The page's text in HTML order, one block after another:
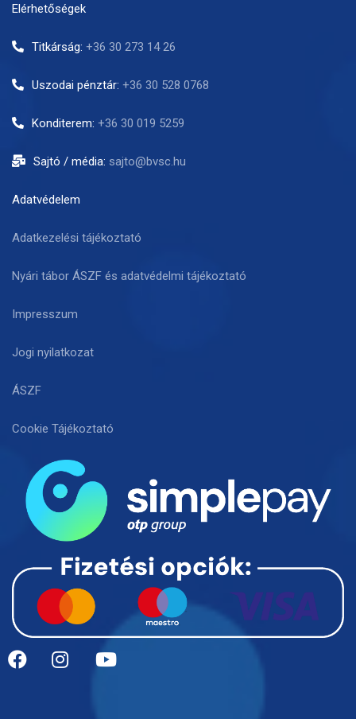
Elérhetőségek
Titkárság: +36 30 273 14 26
Uszodai pénztár: +36 30 528 0768
Konditerem: +36 30 019 5259
Sajtó / média: sajto@bvsc.hu
Adatvédelem
Adatkezelési tájékoztató
Nyári tábor ÁSZF és adatvédelmi tájékoztató
Impresszum
Jogi nyilatkozat
ÁSZF
Cookie Tájékoztató